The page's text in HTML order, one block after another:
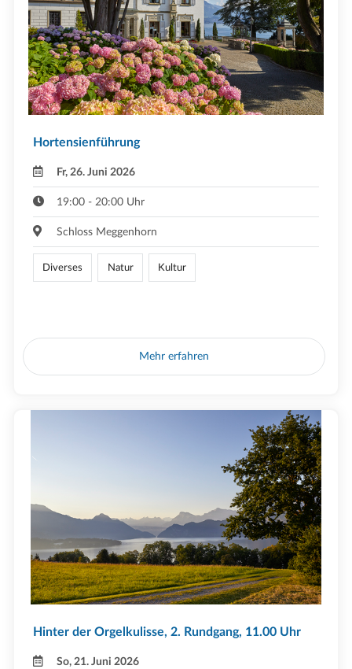
Hortensienführung
Fr, 26. Juni 2026
19:00 - 20:00 Uhr
Schloss Meggenhorn
Diverses Natur Kultur
Mehr erfahren
Hinter der Orgelkulisse, 2. Rundgang, 11.00 Uhr
So, 21. Juni 2026